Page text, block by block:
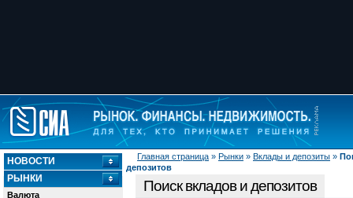
Главная страница » Рынки » Вклады и депозиты »
депозитов
НОВОСТИ
РЫНКИ
Валюта
Поиск вкладов и депозитов